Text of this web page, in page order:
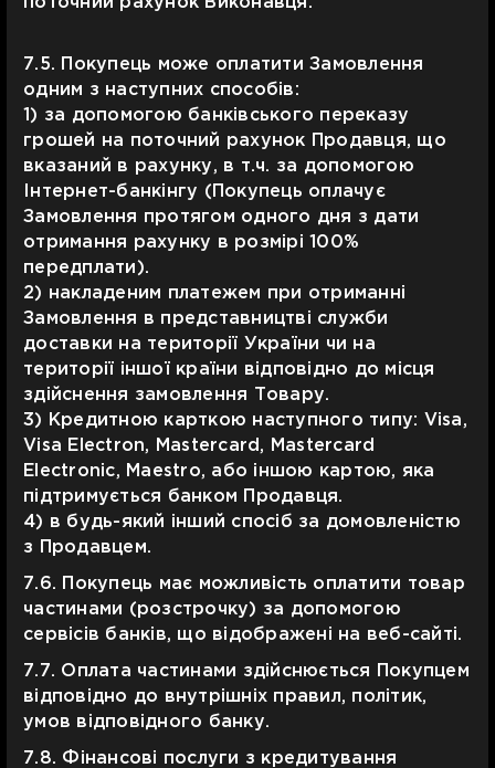
7.5. Покупець може оплатити Замовлення
одним з наступних способів:
1) за допомогою банківського переказу
грошей на поточний рахунок Продавця, що
вказаний в рахунку, в т.ч. за допомогою
Інтернет-банкінгу (Покупець оплачує
Замовлення протягом одного дня з дати
отримання рахунку в розмірі 100%
передплати).
2) накладеним платежем при отриманні
Замовлення в представництві служби
доставки на території України чи на
території іншої країни відповідно до місця
здійснення замовлення Товару.
3) Кредитною карткою наступного типу: Visa,
Visa Electron, Mastercard, Mastercard
Electronic, Maestro, або іншою картою, яка
підтримується банком Продавця.
4) в будь-який інший спосіб за домовленістю
з Продавцем.
7.6. Покупець має можливість оплатити товар
частинами (розстрочку) за допомогою
сервісів банків, що відображені на веб-сайті.
7.7. Оплата частинами здійснюється Покупцем
відповідно до внутрішніх правил, політик,
умов відповідного банку.
7.8. Фінансові послуги з кредитування